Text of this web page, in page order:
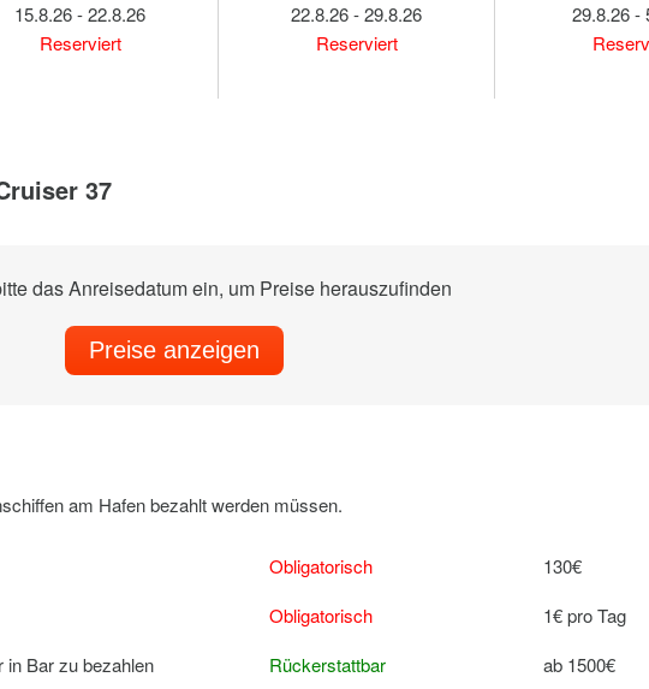
15.8.26 - 22.8.26
Reserviert
22.8.26 - 29.8.26
Reserviert
29.8.26 -
37
das Anreisedatum ein, um Preise herauszufinden
Preise anzeigen
am Hafen bezahlt werden müssen.
Obligatorisch
130€
Obligatorisch
1€ pro Tag
Bar zu bezahlen
Rückerstattbar
ab 1500€